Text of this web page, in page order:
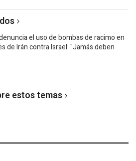
el uso de bombas de racimo en
de Irán contra Israel: "Jamás deben
estos temas